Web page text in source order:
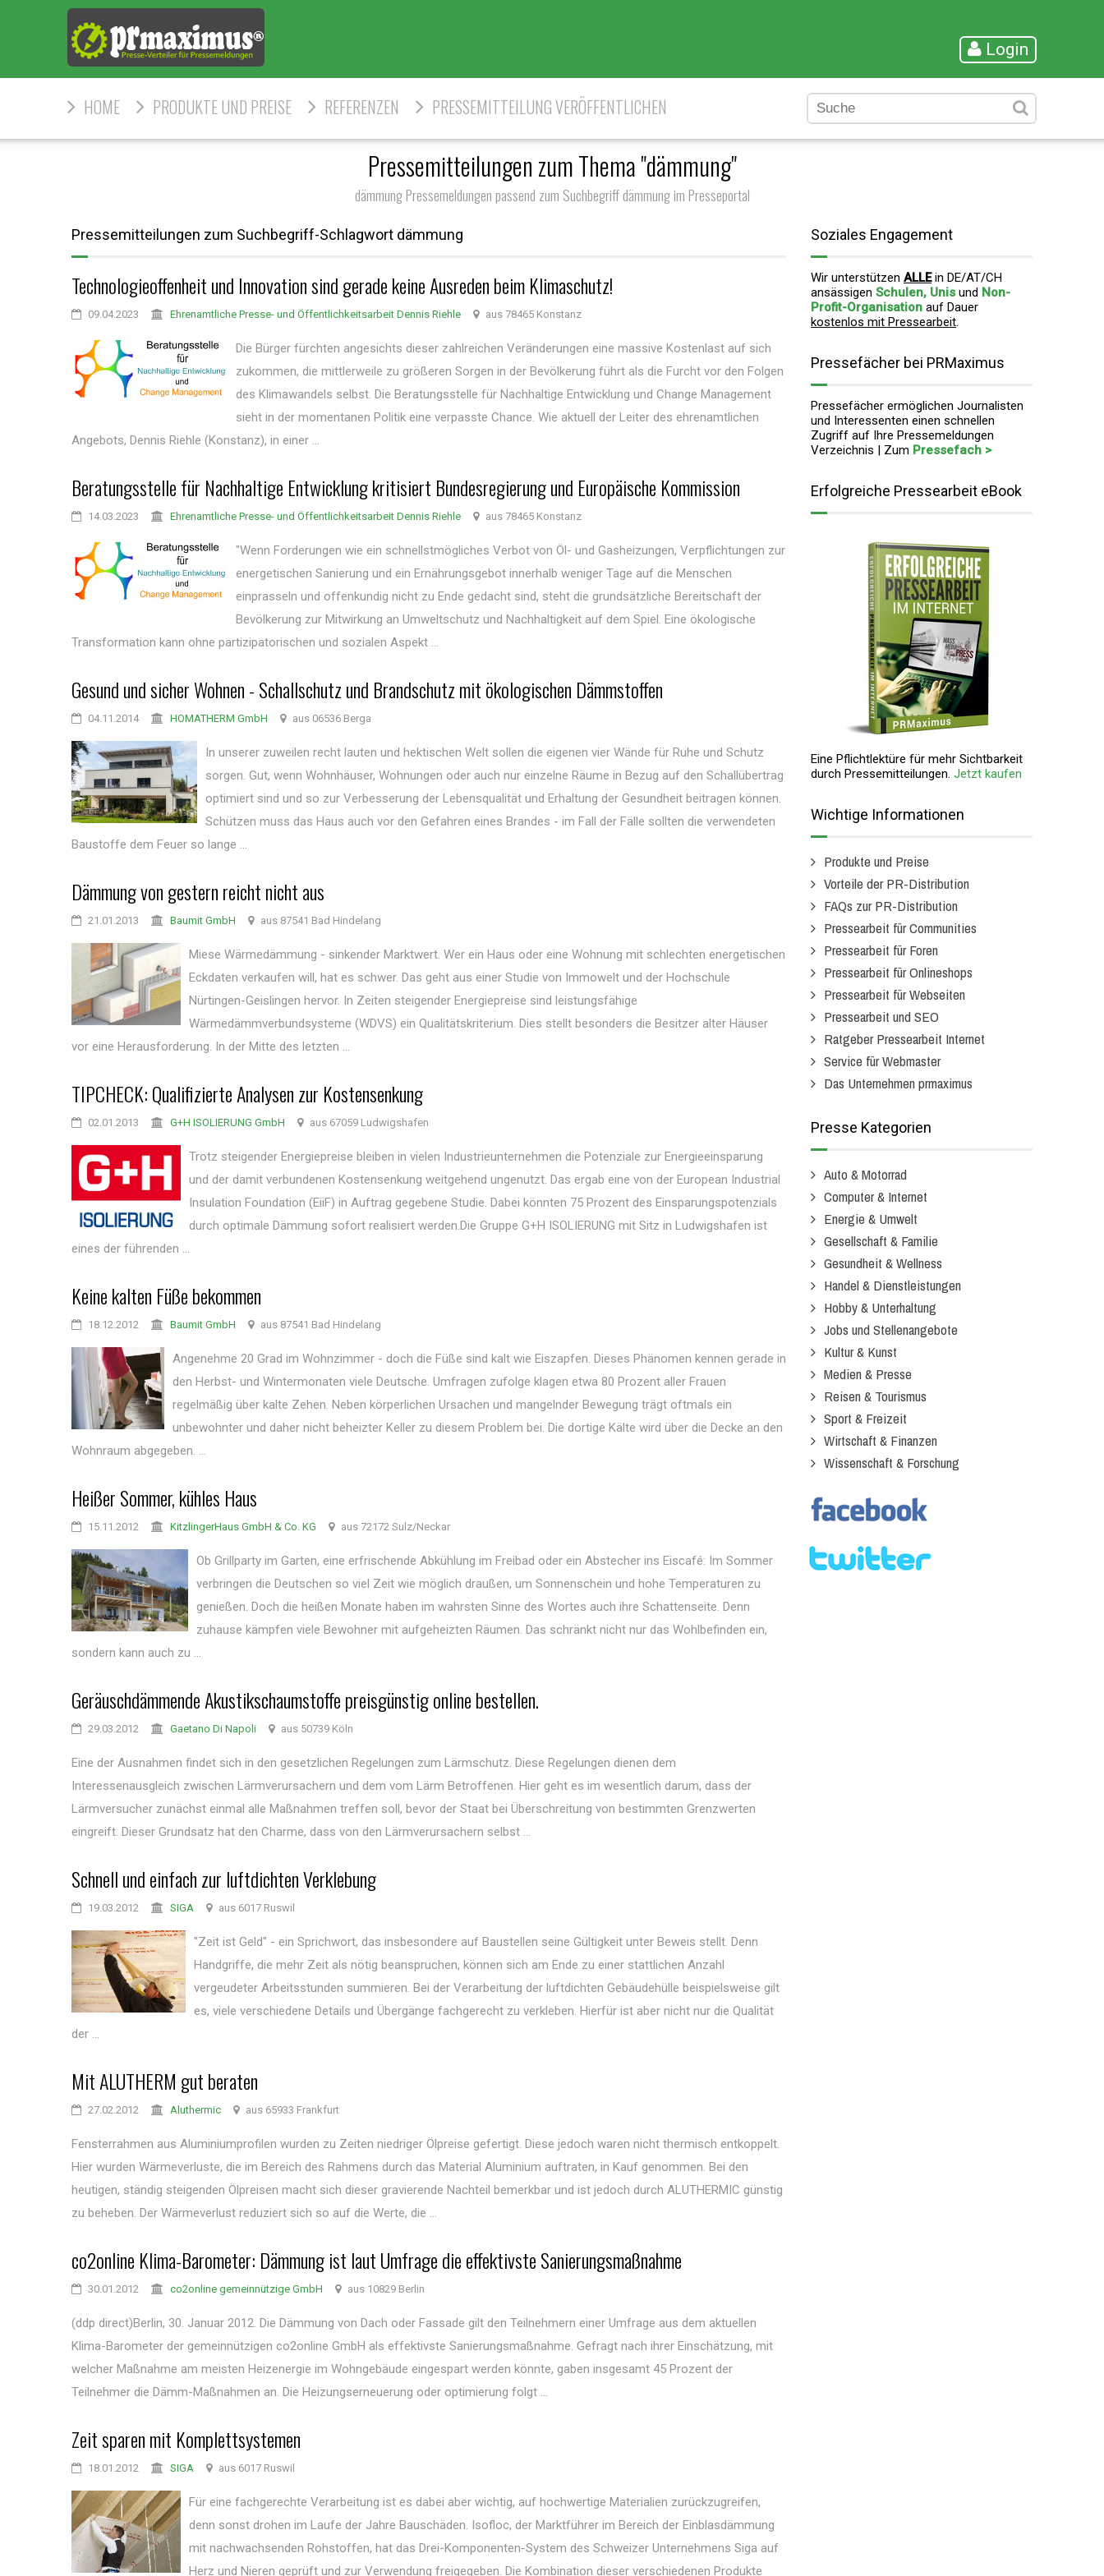
Login
HOME PRODUKTE UND PREISE REFERENZEN PRESSEMITTEILUNG VERÖFFENTLICHEN
Pressemitteilungen zum Thema "dämmung"
dämmung Pressemeldungen passend zum Suchbegriff dämmung im Presseportal
Pressemitteilungen zum Suchbegriff-Schlagwort dämmung
Technologieoffenheit und Innovation sind gerade keine Ausreden beim Klimaschutz!
09.04.2023 Ehrenamtliche Presse- und Öffentlichkeitsarbeit Dennis Riehle aus 78465 Konstanz
Die Bürger fürchten angesichts dieser zahlreichen Veränderungen eine massive Kostenlast auf sich
zukommen, die mittlerweile zu größeren Sorgen in der Bevölkerung führt als die Furcht vor den Folgen
des Klimawandels selbst. Die Beratungsstelle für Nachhaltige Entwicklung und Change Management
sieht in der momentanen Politik eine verpasste Chance. Wie aktuell der Leiter des ehrenamtlichen
Angebots, Dennis Riehle (Konstanz), in einer ...
Beratungsstelle für Nachhaltige Entwicklung kritisiert Bundesregierung und Europäische Kommission
14.03.2023 Ehrenamtliche Presse- und Öffentlichkeitsarbeit Dennis Riehle aus 78465 Konstanz
"Wenn Forderungen wie ein schnellstmögliches Verbot von Öl- und Gasheizungen, Verpflichtungen zur
energetischen Sanierung und ein Ernährungsgebot innerhalb weniger Tage auf die Menschen
einprasseln und offenkundig nicht zu Ende gedacht sind, steht die grundsätzliche Bereitschaft der
Bevölkerung zur Mitwirkung an Umweltschutz und Nachhaltigkeit auf dem Spiel. Eine ökologische
Transformation kann ohne partizipatorischen und sozialen Aspekt ...
Gesund und sicher Wohnen - Schallschutz und Brandschutz mit ökologischen Dämmstoffen
04.11.2014 HOMATHERM GmbH aus 06536 Berga
In unserer zuweilen recht lauten und hektischen Welt sollen die eigenen vier Wände für Ruhe und Schutz
sorgen. Gut, wenn Wohnhäuser, Wohnungen oder auch nur einzelne Räume in Bezug auf den Schallübertrag
optimiert sind und so zur Verbesserung der Lebensqualität und Erhaltung der Gesundheit beitragen können.
Schützen muss das Haus auch vor den Gefahren eines Brandes - im Fall der Fälle sollten die verwendeten
Baustoffe dem Feuer so lange ...
Dämmung von gestern reicht nicht aus
21.01.2013 Baumit GmbH aus 87541 Bad Hindelang
Miese Wärmedämmung - sinkender Marktwert. Wer ein Haus oder eine Wohnung mit schlechten energetischen
Eckdaten verkaufen will, hat es schwer. Das geht aus einer Studie von Immowelt und der Hochschule
Nürtingen-Geislingen hervor. In Zeiten steigender Energiepreise sind leistungsfähige
Wärmedämmverbundsysteme (WDVS) ein Qualitätskriterium. Dies stellt besonders die Besitzer alter Häuser
vor eine Herausforderung. In der Mitte des letzten ...
TIPCHECK: Qualifizierte Analysen zur Kostensenkung
02.01.2013 G+H ISOLIERUNG GmbH aus 67059 Ludwigshafen
Trotz steigender Energiepreise bleiben in vielen Industrieunternehmen die Potenziale zur Energieeinsparung
und der damit verbundenen Kostensenkung weitgehend ungenutzt. Das ergab eine von der European Industrial
Insulation Foundation (EiiF) in Auftrag gegebene Studie. Dabei könnten 75 Prozent des Einsparungspotenzials
durch optimale Dämmung sofort realisiert werden.Die Gruppe G+H ISOLIERUNG mit Sitz in Ludwigshafen ist
eines der führenden ...
Keine kalten Füße bekommen
18.12.2012 Baumit GmbH aus 87541 Bad Hindelang
Angenehme 20 Grad im Wohnzimmer - doch die Füße sind kalt wie Eiszapfen. Dieses Phänomen kennen gerade in
den Herbst- und Wintermonaten viele Deutsche. Umfragen zufolge klagen etwa 80 Prozent aller Frauen
regelmäßig über kalte Zehen. Neben körperlichen Ursachen und mangelnder Bewegung trägt oftmals ein
unbewohnter und daher nicht beheizter Keller zu diesem Problem bei. Die dortige Kälte wird über die Decke an den
Wohnraum abgegeben. ...
Heißer Sommer, kühles Haus
15.11.2012 KitzlingerHaus GmbH & Co. KG aus 72172 Sulz/Neckar
Ob Grillparty im Garten, eine erfrischende Abkühlung im Freibad oder ein Abstecher ins Eiscafé: Im Sommer
verbringen die Deutschen so viel Zeit wie möglich draußen, um Sonnenschein und hohe Temperaturen zu
genießen. Doch die heißen Monate haben im wahrsten Sinne des Wortes auch ihre Schattenseite. Denn
zuhause kämpfen viele Bewohner mit aufgeheizten Räumen. Das schränkt nicht nur das Wohlbefinden ein,
sondern kann auch zu ...
Geräuschdämmende Akustikschaumstoffe preisgünstig online bestellen.
29.03.2012 Gaetano Di Napoli aus 50739 Köln
Eine der Ausnahmen findet sich in den gesetzlichen Regelungen zum Lärmschutz. Diese Regelungen dienen dem
Interessenausgleich zwischen Lärmverursachern und dem vom Lärm Betroffenen. Hier geht es im wesentlich darum, dass der
Lärmversucher zunächst einmal alle Maßnahmen treffen soll, bevor der Staat bei Überschreitung von bestimmten Grenzwerten
eingreift. Dieser Grundsatz hat den Charme, dass von den Lärmverursachern selbst ...
Schnell und einfach zur luftdichten Verklebung
19.03.2012 SIGA aus 6017 Ruswil
"Zeit ist Geld" - ein Sprichwort, das insbesondere auf Baustellen seine Gültigkeit unter Beweis stellt. Denn
Handgriffe, die mehr Zeit als nötig beanspruchen, können sich am Ende zu einer stattlichen Anzahl
vergeudeter Arbeitsstunden summieren. Bei der Verarbeitung der luftdichten Gebäudehülle beispielsweise gilt
es, viele verschiedene Details und Übergänge fachgerecht zu verkleben. Hierfür ist aber nicht nur die Qualität
der ...
Mit ALUTHERM gut beraten
27.02.2012 Aluthermic aus 65933 Frankfurt
Fensterrahmen aus Aluminiumprofilen wurden zu Zeiten niedriger Ölpreise gefertigt. Diese jedoch waren nicht thermisch entkoppelt.
Hier wurden Wärmeverluste, die im Bereich des Rahmens durch das Material Aluminium auftraten, in Kauf genommen. Bei den
heutigen, ständig steigenden Ölpreisen macht sich dieser gravierende Nachteil bemerkbar und ist jedoch durch ALUTHERMIC günstig
zu beheben. Der Wärmeverlust reduziert sich so auf die Werte, die ...
co2online Klima-Barometer: Dämmung ist laut Umfrage die effektivste Sanierungsmaßnahme
30.01.2012 co2online gemeinnützige GmbH aus 10829 Berlin
(ddp direct)Berlin, 30. Januar 2012. Die Dämmung von Dach oder Fassade gilt den Teilnehmern einer Umfrage aus dem aktuellen
Klima-Barometer der gemeinnützigen co2online GmbH als effektivste Sanierungsmaßnahme. Gefragt nach ihrer Einschätzung, mit
welcher Maßnahme am meisten Heizenergie im Wohngebäude eingespart werden könnte, gaben insgesamt 45 Prozent der
Teilnehmer die Dämm-Maßnahmen an. Die Heizungserneuerung oder optimierung folgt ...
Zeit sparen mit Komplettsystemen
18.01.2012 SIGA aus 6017 Ruswil
Für eine fachgerechte Verarbeitung ist es dabei aber wichtig, auf hochwertige Materialien zurückzugreifen,
denn sonst drohen im Laufe der Jahre Bauschäden. Isofloc, der Marktführer im Bereich der Einblasdämmung
mit nachwachsenden Rohstoffen, hat das Drei-Komponenten-System des Schweizer Unternehmens Siga auf
Herz und Nieren geprüft und zur Verwendung freigegeben. Die Kombination dieser verschiedenen Produkte
Soziales Engagement
Wir unterstützen ALLEin DE/AT/CH
ansässigen Schulen, Unis und Non-
Profit-Organisation auf Dauer
kostenlos mit Pressearbeit.
Pressefächer bei PRMaximus
Pressefächer ermöglichen Journalisten
und Interessenten einen schnellen
Zugriff auf Ihre Pressemeldungen
Verzeichnis | Zum Pressefach >
Erfolgreiche Pressearbeit eBook
Eine Pflichtlektüre für mehr Sichtbarkeit
durch Pressemitteilungen. Jetzt kaufen
Wichtige Informationen
Produkte und Preise
Vorteile der PR-Distribution
FAQs zur PR-Distribution
Pressearbeit für Communities
Pressearbeit für Foren
Pressearbeit für Onlineshops
Pressearbeit für Webseiten
Pressearbeit und SEO
Ratgeber Pressearbeit Internet
Service für Webmaster
Das Unternehmen prmaximus
Presse Kategorien
Auto & Motorrad
Computer & Internet
Energie & Umwelt
Gesellschaft & Familie
Gesundheit & Wellness
Handel & Dienstleistungen
Hobby & Unterhaltung
Jobs und Stellenangebote
Kultur & Kunst
Medien & Presse
Reisen & Tourismus
Sport & Freizeit
Wirtschaft & Finanzen
Wissenschaft & Forschung